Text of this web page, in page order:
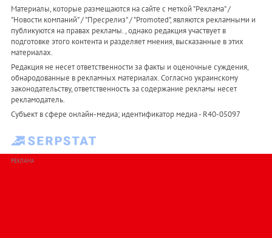
Материалы, которые размещаются на сайте с меткой "Реклама" /
"Новости компаний" / "Пресрелиз" / "Promoted", являются рекламными и
публикуются на правах рекламы. , однако редакция участвует в
подготовке этого контента и разделяет мнения, высказанные в этих
материалах.
Редакция не несет ответственности за факты и оценочные суждения,
обнародованные в рекламных материалах. Согласно украинскому
законодательству, ответственность за содержание рекламы несет
рекламодатель.
Субъект в сфере онлайн-медиа; идентификатор медиа - R40-05097
РЕКЛАМА